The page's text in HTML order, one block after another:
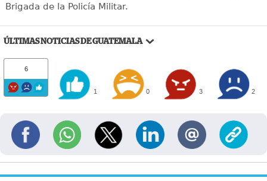
Brigada de la Policía Militar.
ÚLTIMAS NOTICIAS DE GUATEMALA
6
1 0 3 2